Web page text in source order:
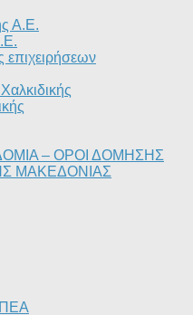
Α.Ε.
επιχειρήσεων
– ΟΡΟΙ ΔΟΜΗΣΗΣ
ΜΑΚΕΔΟΝΙΑΣ
ΠΕΑ